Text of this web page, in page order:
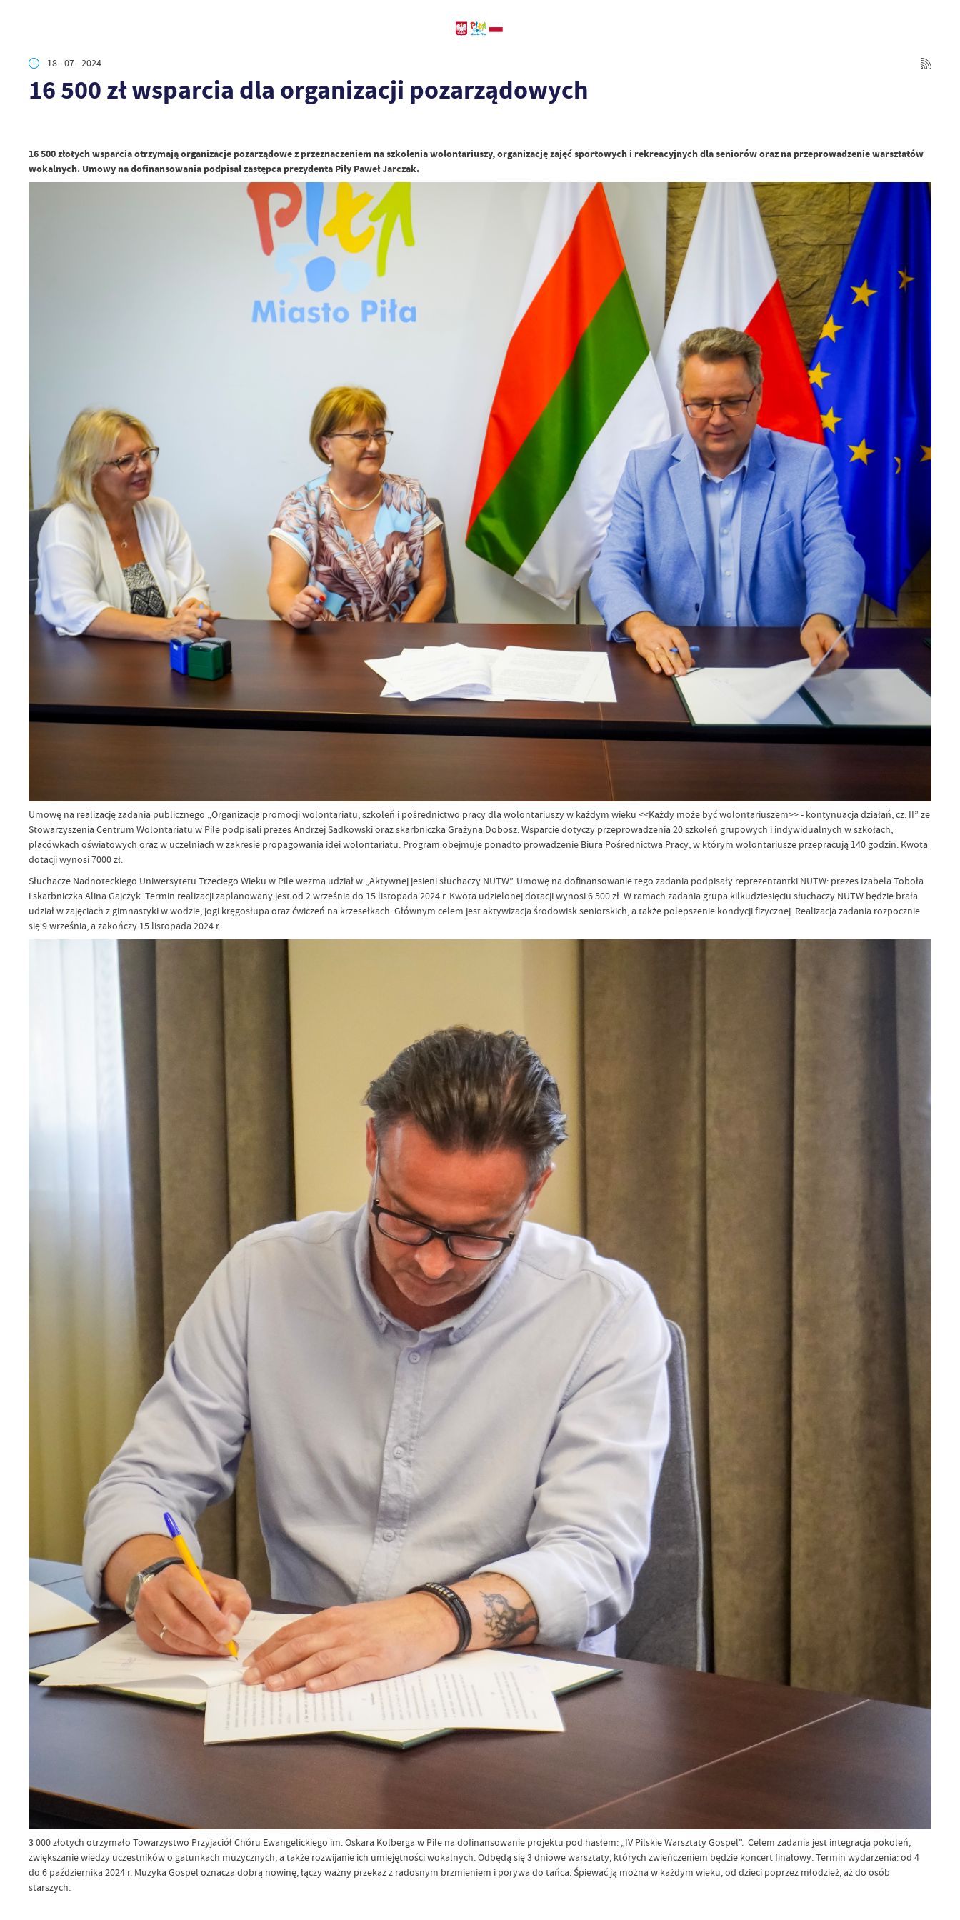
18 - 07 - 2024
16 500 zł wsparcia dla organizacji pozarządowych
16 500 złotych wsparcia otrzymają organizacje pozarządowe z przeznaczeniem na szkolenia wolontariuszy, organizację zajęć sportowych i rekreacyjnych dla seniorów oraz na przeprowadzenie warsztatów
wokalnych. Umowy na dofinansowania podpisał zastępca prezydenta Piły Paweł Jarczak.
Umowę na realizację zadania publicznego „Organizacja promocji wolontariatu, szkoleń i pośrednictwo pracy dla wolontariuszy w każdym wieku <<Każdy może być wolontariuszem>> - kontynuacja działań, cz. II” ze
Stowarzyszenia Centrum Wolontariatu w Pile podpisali prezes Andrzej Sadkowski oraz skarbniczka Grażyna Dobosz. Wsparcie dotyczy przeprowadzenia 20 szkoleń grupowych i indywidualnych w szkołach,
placówkach oświatowych oraz w uczelniach w zakresie propagowania idei wolontariatu. Program obejmuje ponadto prowadzenie Biura Pośrednictwa Pracy, w którym wolontariusze przepracują 140 godzin. Kwota
dotacji wynosi 7000 zł.
Słuchacze Nadnoteckiego Uniwersytetu Trzeciego Wieku w Pile wezmą udział w „Aktywnej jesieni słuchaczy NUTW”. Umowę na dofinansowanie tego zadania podpisały reprezentantki NUTW: prezes Izabela Toboła
i skarbniczka Alina Gajczyk. Termin realizacji zaplanowany jest od 2 września do 15 listopada 2024 r. Kwota udzielonej dotacji wynosi 6 500 zł. W ramach zadania grupa kilkudziesięciu słuchaczy NUTW będzie brała
udział w zajęciach z gimnastyki w wodzie, jogi kręgosłupa oraz ćwiczeń na krzesełkach. Głównym celem jest aktywizacja środowisk seniorskich, a także polepszenie kondycji fizycznej. Realizacja zadania rozpocznie
się 9 września, a zakończy 15 listopada 2024 r.
3 000 złotych otrzymało Towarzystwo Przyjaciół Chóru Ewangelickiego im. Oskara Kolberga w Pile na dofinansowanie projektu pod hasłem: „IV Pilskie Warsztaty Gospel". Celem zadania jest integracja pokoleń,
zwiększanie wiedzy uczestników o gatunkach muzycznych, a także rozwijanie ich umiejętności wokalnych. Odbędą się 3 dniowe warsztaty, których zwieńczeniem będzie koncert finałowy. Termin wydarzenia: od 4
do 6 października 2024 r. Muzyka Gospel oznacza dobrą nowinę, łączy ważny przekaz z radosnym brzmieniem i porywa do tańca. Śpiewać ją można w każdym wieku, od dzieci poprzez młodzież, aż do osób
starszych.